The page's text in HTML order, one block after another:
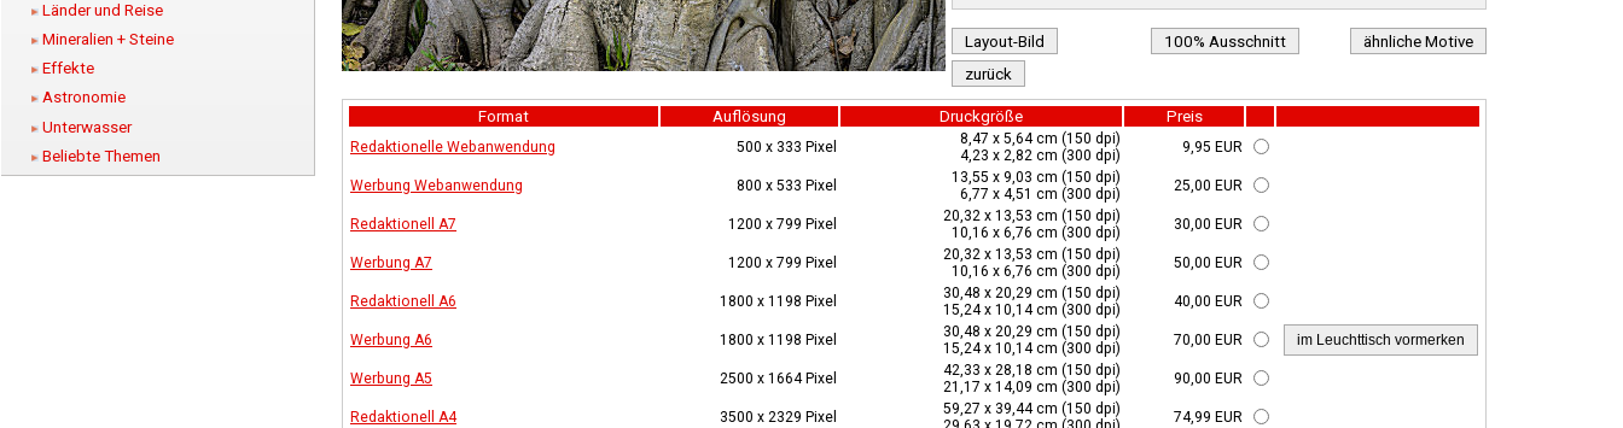
Länder und Reise
Mineralien + Steine
Effekte
Astronomie
Unterwasser
Beliebte Themen
Layout-Bild 100% Ausschnitt
ähnliche Motive
zurück
Format Auflösung Druckgröße Preis
Redaktionelle Webanwendung 500 x 333 Pixel
8,47 x 5,64 cm (150 dpi)
4,23 x 2,82 cm (300 dpi)
9,95 EUR
Werbung Webanwendung 800 x 533 Pixel
13,55 x 9,03 cm (150 dpi)
6,77 x 4,51 cm (300 dpi)
25,00 EUR
Redaktionell A7 1200 x 799 Pixel
20,32 x 13,53 cm (150 dpi)
10,16 x 6,76 cm (300 dpi)
30,00 EUR
Werbung A7 1200 x 799 Pixel
20,32 x 13,53 cm (150 dpi)
10,16 x 6,76 cm (300 dpi)
50,00 EUR
Redaktionell A6 1800 x 1198 Pixel
30,48 x 20,29 cm (150 dpi)
15,24 x 10,14 cm (300 dpi)
40,00 EUR
Werbung A6 1800 x 1198 Pixel
30,48 x 20,29 cm (150 dpi)
15,24 x 10,14 cm (300 dpi)
70,00 EUR
Werbung A5 2500 x 1664 Pixel
42,33 x 28,18 cm (150 dpi)
21,17 x 14,09 cm (300 dpi)
90,00 EUR
Redaktionell A4 3500 x 2329 Pixel
59,27 x 39,44 cm (150 dpi)
74,99 EUR